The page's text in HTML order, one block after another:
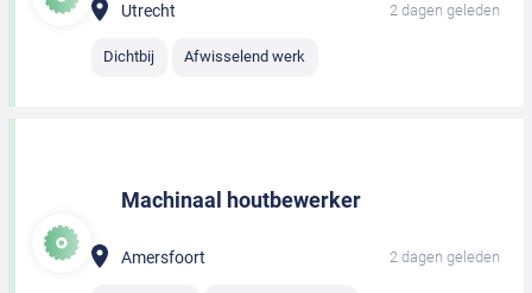
Utrecht 2 dagen geleden
Dichtbij Afwisselend werk
Machinaal houtbewerker
Amersfoort 2 dagen geleden